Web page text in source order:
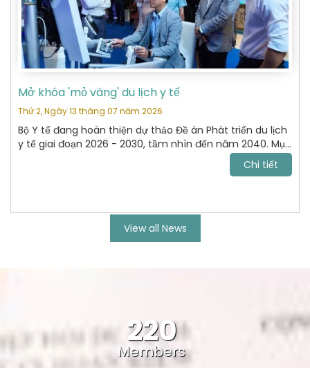
Mở khóa 'mỏ vàng' du lịch y tế
Thứ 2, Ngày 13 tháng 07 năm 2026
Bộ Y tế đang hoàn thiện dự thảo Đề án Phát triển du lịch
y tế giai đoạn 2026 - 2030, tầm nhìn đến năm 2040. Mục
tiêu tới năm 2030, VN trở thành điểm đến chăm sóc sức
khỏe uy tín, cạnh tranh trong khu vực Đông Nam Á và
Chi tiết
View all News
220
Members